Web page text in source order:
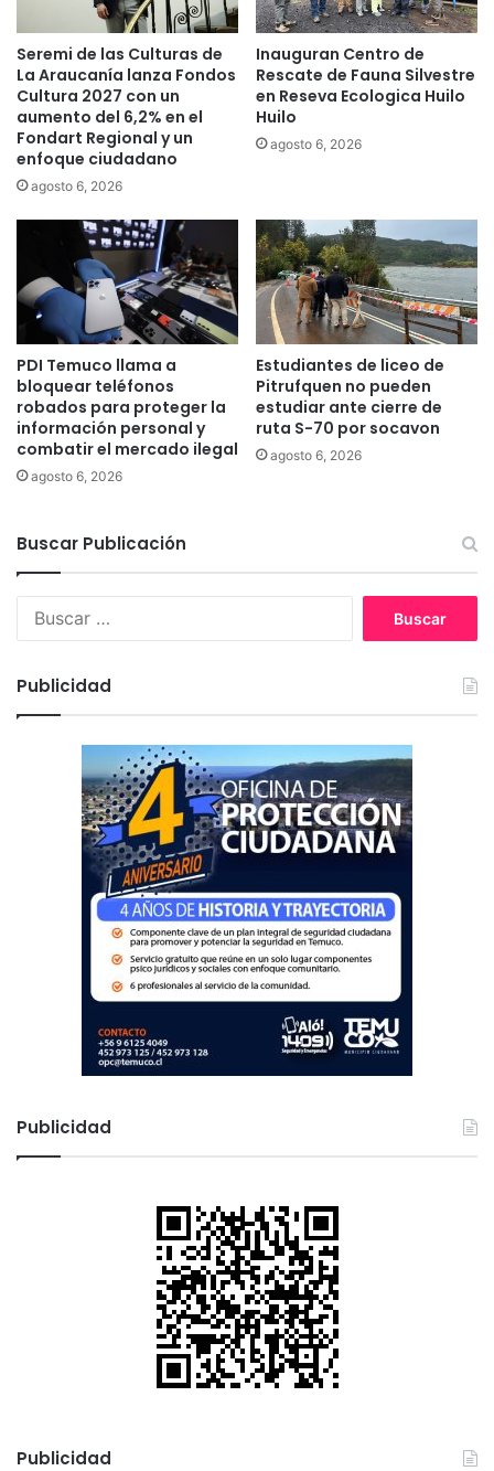
Seremi de las Culturas de
La Araucanía lanza Fondos
Cultura 2027 con un
aumento del 6,2% en el
Fondart Regional y un
enfoque ciudadano
agosto 6, 2026
Inauguran Centro de
Rescate de Fauna Silvestre
en Reseva Ecologica Huilo
Huilo
agosto 6, 2026
PDI Temuco llama a
bloquear teléfonos
robados para proteger la
información personal y
combatir el mercado ilegal
agosto 6, 2026
Estudiantes de liceo de
Pitrufquen no pueden
estudiar ante cierre de
ruta S-70 por socavon
agosto 6, 2026
Buscar Publicación
:
Publicidad
Publicidad
Publicidad